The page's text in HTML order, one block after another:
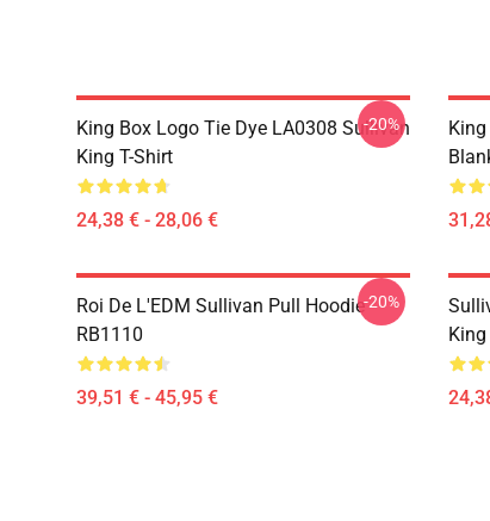
King Box Logo Tie Dye LA0308 Sullivan
King T-Shirt
24,38 € - 28,06 €
-20%
Roi De L'EDM Sullivan Pull Hoodie
RB1110
39,51 € - 45,95 €
-20%